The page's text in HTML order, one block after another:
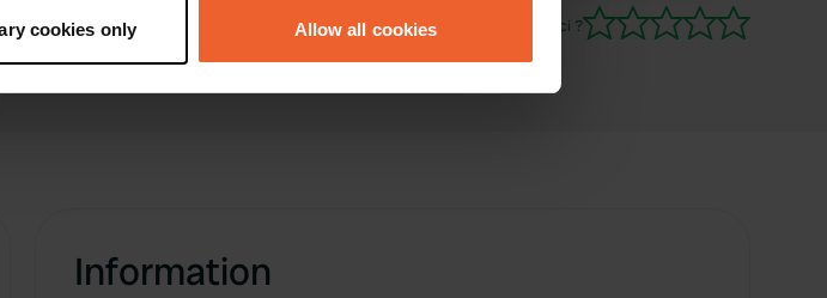
set your preferences in the
cookies only Allow all cookies
vaisselle pourrait être plus chaude.
Es-tu déjà venu ici ?
Information